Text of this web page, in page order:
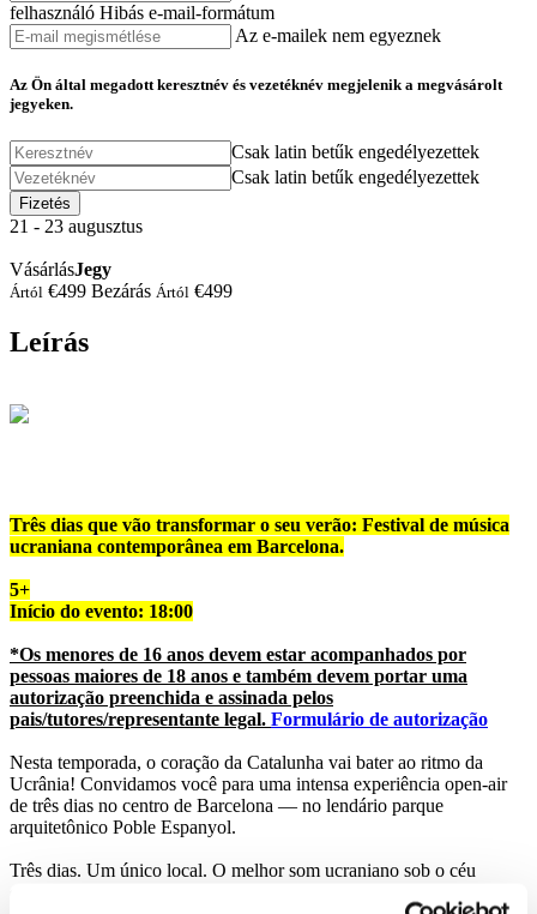
felhasználó Hibás e-mail-formátum
Az e-mailek nem egyeznek
Az Ön által megadott keresztnév és vezetéknév megjelenik a megvásárolt
jegyeken.
Csak latin betűk engedélyezettek
Csak latin betűk engedélyezettek
Fizetés
21 - 23 augusztus
VásárlásJegy
Ártól €499 Bezárás Ártól €499
Leírás
Três dias que vão transformar o seu verão: Festival de música
ucraniana contemporânea em Barcelona.
5+
Início do evento: 18:00
*Os menores de 16 anos devem estar acompanhados por
pessoas maiores de 18 anos e também devem portar uma
autorização preenchida e assinada pelos
pais/tutores/representante legal. Formulário de autorização
Nesta temporada, o coração da Catalunha vai bater ao ritmo da
Ucrânia! Convidamos você para uma intensa experiência open-air
de três dias no centro de Barcelona — no lendário parque
arquitetônico Poble Espanyol.
Três dias. Um único local. O melhor som ucraniano sob o céu